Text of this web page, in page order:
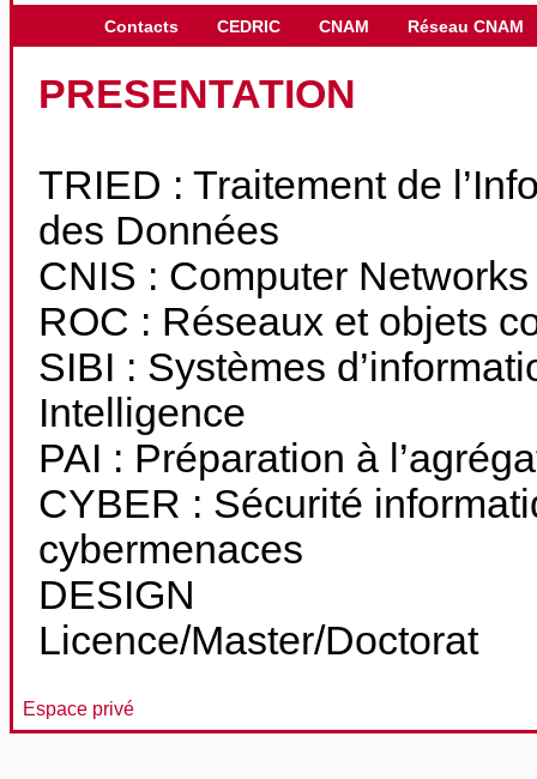
Contacts CEDRIC CNAM Réseau CNAM
PRESENTATION
TRIED : Traitement de
des Données
CNIS : Computer
ROC : Réseaux et objets
SIBI : Systèmes
Intelligence
PAI : Préparation à
CYBER : Sécurité
cybermenaces
DESIGN
Licence/Master/Doctorat
Espace privé